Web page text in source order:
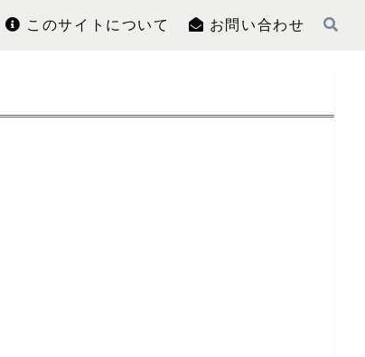
このサイトについて お問い合わせ